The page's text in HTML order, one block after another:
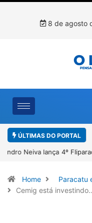
8 de agosto
ÚLTIMAS DO PORTAL
4º Fliparacatu tem
Home
Paracatu
Cemig está